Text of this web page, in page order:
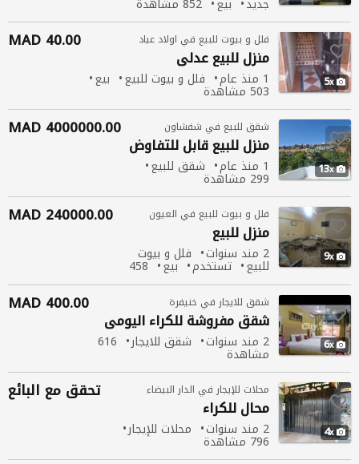
جديد بيع 852 مشاهدة
5
فلل و بيوت للبيع في اولاد عياد
منزلللبيع عدلي
1 منذ عام فلل و بيوت للبيع بيع
503 مشاهدة
40.00 MAD
13
شقق للبيع في شفشاون
منزلللبيع قابل للتفاوض
1 منذ عام شقق للبيع
299 مشاهدة
4000000.00 MAD
9
فلل و بيوت للبيع في العيون
منزلللبيع
2 مند سنوات فلل و بيوت
للبيع تستخدم بيع 458
مشاهدة
240000.00 MAD
6
شقق للايجار في خنيفرة
شقق مفروشةللكراءاليومي
2 مند سنوات شقق للايجار 616
مشاهدة
400.00 MAD
4
محلات للإيجار في الدار البيضاء
محالللكراء
2 مند سنوات محلات للإيجار
796 مشاهدة
تحقق مع البائع